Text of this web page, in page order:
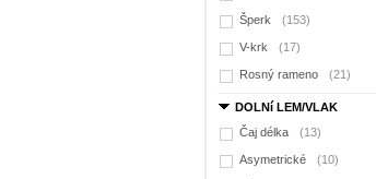
Šperk (153)
V-krk (17)
Rosný rameno (21)
DOLNí LEM/VLAK
Čaj délka
(13)
Asymetrické (10)